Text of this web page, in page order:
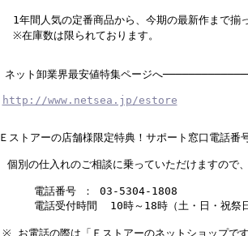
間人気の定番商品から、今期の最新作まで揃
庫数は限られております。
ット卸業界最安値特集ページへ
http://www.netsea.jp/estore
ストアーの店舗様限定特典！サポート窓口
個別の仕入れのご相談に乗っていただけますので
話番号 ： 03-5304-1808
受付時間  10時～18時（土・日・
電話の際は「Ｅストアーのネットショップで